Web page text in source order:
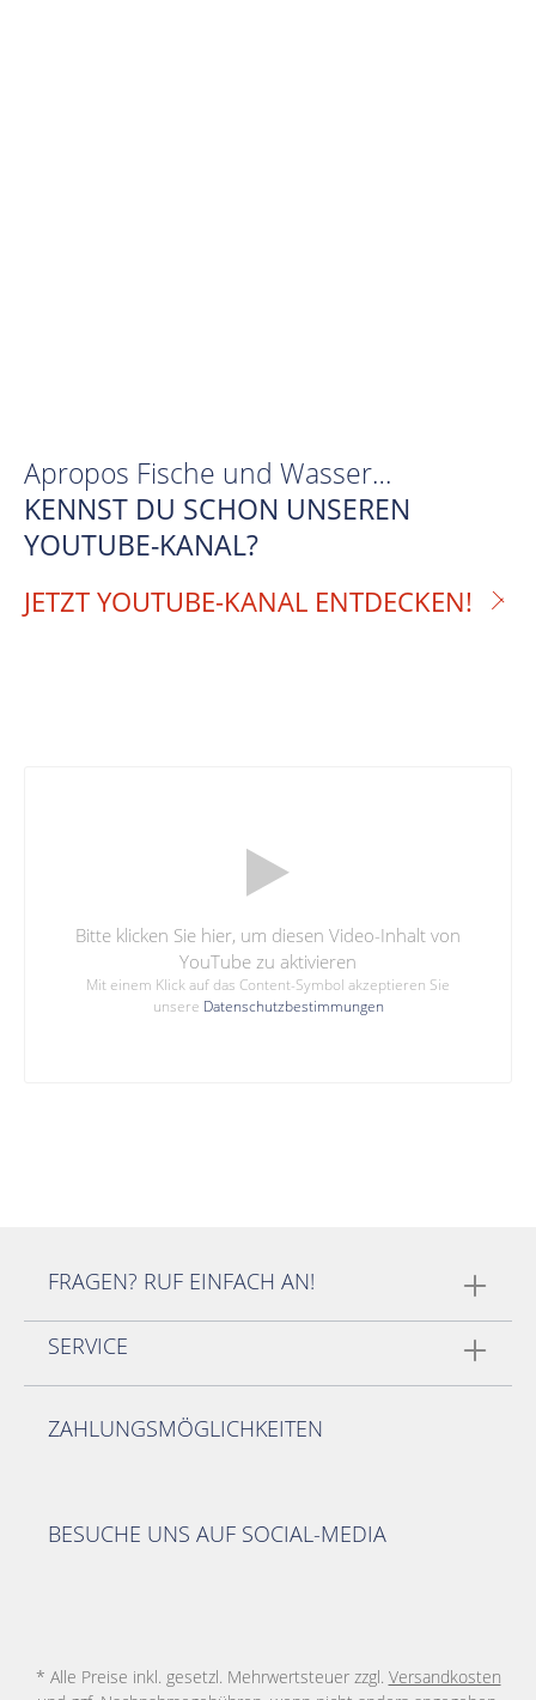
Apropos Fische und Wasser…
KENNST DU SCHON UNSEREN
YOUTUBE-KANAL?
JETZT YOUTUBE-KANAL ENTDECKEN!
Bitte klicken Sie hier, um diesen Video-Inhalt von
YouTube zu aktivieren
Mit einem Klick auf das Content-Symbol akzeptieren Sie
unsere Datenschutzbestimmungen
FRAGEN? RUF EINFACH AN!
SERVICE
ZAHLUNGSMÖGLICHKEITEN
BESUCHE UNS AUF SOCIAL-MEDIA
* Alle Preise inkl. gesetzl. Mehrwertsteuer zzgl. Versandkosten